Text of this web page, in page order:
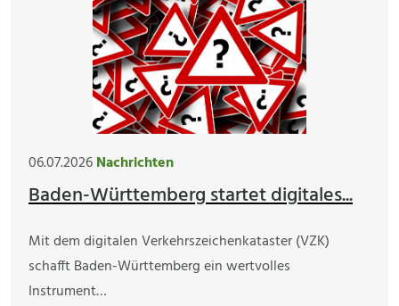
06.07.2026Nachrichten
Baden-Württemberg startet digitales...
Mit dem digitalen Verkehrszeichenkataster (VZK)
schafft Baden-Württemberg ein wertvolles
Instrument…